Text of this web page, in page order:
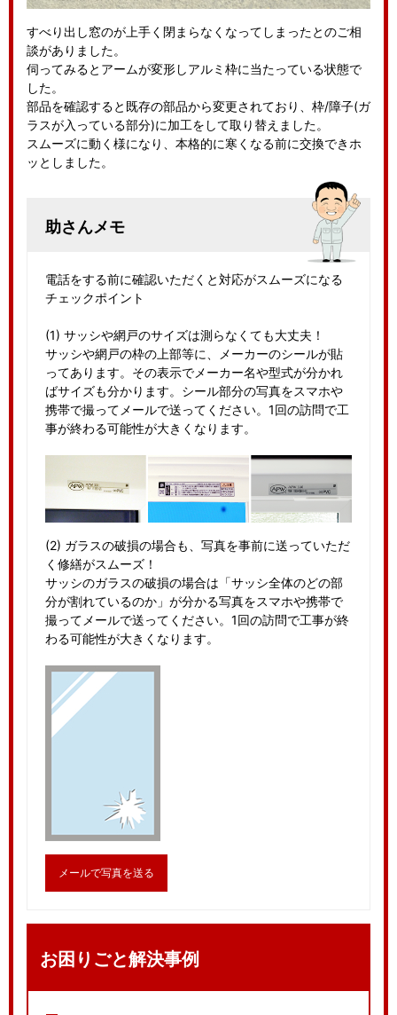
すべり出し窓のが上手く閉まらなくなってしまったとのご相
談がありました。
伺ってみるとアームが変形しアルミ枠に当たっている状態で
した。
部品を確認すると既存の部品から変更されており、枠/障子(ガ
ラスが入っている部分)に加工をして取り替えました。
スムーズに動く様になり、本格的に寒くなる前に交換できホ
ッとしました。
助さんメモ
電話をする前に確認いただくと対応がスムーズになる
チェックポイント
(1) サッシや網戸のサイズは測らなくても大丈夫！
サッシや網戸の枠の上部等に、メーカーのシールが貼
ってあります。その表示でメーカー名や型式が分かれ
ばサイズも分かります。シール部分の写真をスマホや
携帯で撮ってメールで送ってください。1回の訪問で工
事が終わる可能性が大きくなります。
(2) ガラスの破損の場合も、写真を事前に送っていただ
く修繕がスムーズ！
サッシのガラスの破損の場合は「サッシ全体のどの部
分が割れているのか」が分かる写真をスマホや携帯で
撮ってメールで送ってください。1回の訪問で工事が終
わる可能性が大きくなります。
メールで写真を送る
お困りごと解決事例